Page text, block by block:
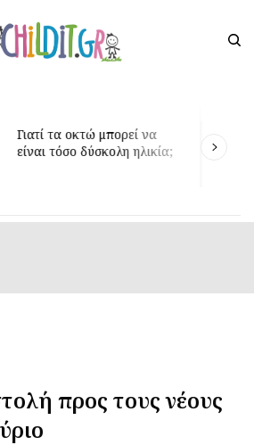
τα οκτώ μπορεί να
τόσο δύσκολη ηλικία;
προς τους νέους